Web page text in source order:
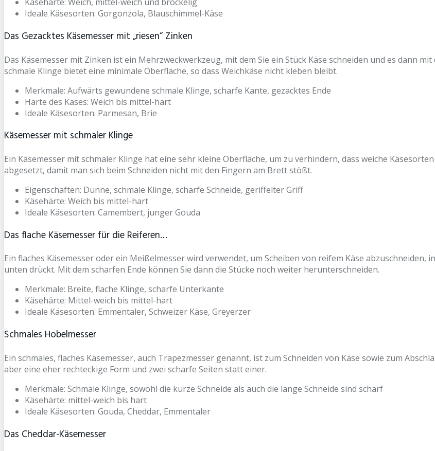
Ideale Käsesorten: Gorgonzola, Blauschimmel-Käse
Das Gezacktes Käsemesser mit „riesen“ Zinken
Das Käsemesser mit Zinken ist ein Mehrzweckwerkzeug, mit dem Sie ein Stück Käse schneiden und es dann
schmale Klinge bietet eine minimale Oberfläche, so dass Weichkäse nicht kleben bleibt.
Merkmale: Aufwärts gewundene schmale Klinge, scharfe Kante, gezacktes Ende
Härte des Käses: Weich bis mittel-hart
Ideale Käsesorten: Parmesan, Brie
Käsemesser mit schmaler Klinge
Ein Käsemesser mit schmaler Klinge hat eine sehr kleine Oberfläche, um zu verhindern, dass weiche
abgesetzt, damit man sich beim Schneiden nicht mit den Fingern am Brett stößt.
Eigenschaften: Dünne, schmale Klinge, scharfe Schneide, geriffelter Griff
Käsehärte: Weich bis mittel-hart
Ideale Käsesorten: Camembert, junger Gouda
Das flache Käsemesser für die Reiferen…
Ein flaches Käsemesser oder ein Meißelmesser wird verwendet, um Scheiben von reifem Käse abzuschneiden,
unten drückt. Mit dem scharfen Ende können Sie dann die Stücke noch weiter herunterschneiden.
Merkmale: Breite, flache Klinge, scharfe Unterkante
Käsehärte: Mittel-weich bis mittel-hart
Ideale Käsesorten: Emmentaler, Schweizer Käse, Greyerzer
Schmales Hobelmesser
Ein schmales, flaches Käsemesser, auch Trapezmesser genannt, ist zum Schneiden von Käse sowie zum
aber eine eher rechteckige Form und zwei scharfe Seiten statt einer.
Merkmale: Schmale Klinge, sowohl die kurze Schneide als auch die lange Schneide sind scharf
Käsehärte: mittel-weich bis hart
Ideale Käsesorten: Gouda, Cheddar, Emmentaler
Das Cheddar-Käsemesser